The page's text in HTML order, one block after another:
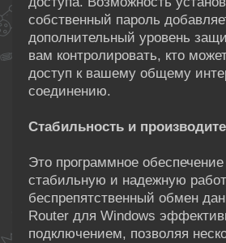
собственный пароль
дополнительный уровень
вам контролировать, кто
доступ к вашему общему
соединению.
Стабильность и
Это программное
стабильную и надежную
беспрепятственный обмен
Router для Windows
подключением, позволяя